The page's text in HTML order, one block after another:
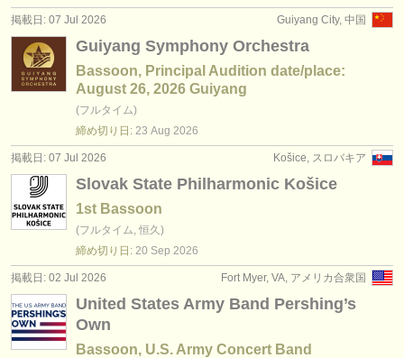
Guiyang City, 中国
掲載日: 07 Jul 2026
Guiyang Symphony Orchestra
Bassoon, Principal Audition date/place:
August 26, 2026 Guiyang
(フルタイム)
締め切り日: 23 Aug 2026
Košice, スロバキア
掲載日: 07 Jul 2026
Slovak State Philharmonic Košice
1st Bassoon
(フルタイム, 恒久)
締め切り日: 20 Sep 2026
Fort Myer, VA, アメリカ合衆国
掲載日: 02 Jul 2026
United States Army Band Pershing’s
Own
Bassoon, U.S. Army Concert Band